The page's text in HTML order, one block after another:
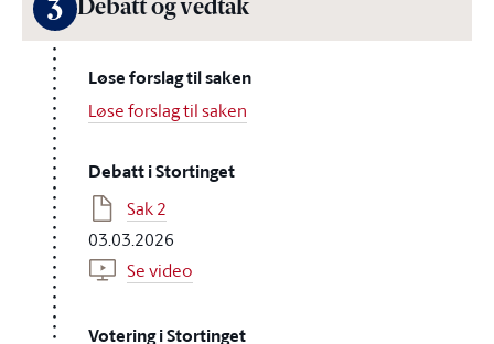
3 Debatt og vedtak
Løse forslag til saken
Løse forslag til saken
Debatt i Stortinget
Sak 2
03.03.2026
Se video
Votering i Stortinget